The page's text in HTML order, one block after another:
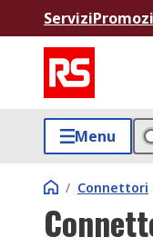
Servizi
Menu
/ Connettori